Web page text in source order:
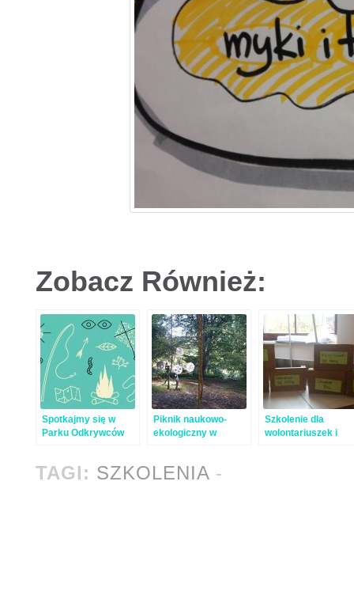
Zobacz Również:
Spotkajmy się w
Parku Odkrywców
Piknik naukowo-
ekologiczny w
Szkolenie dla
wolontariuszek i
TAGI: SZKOLENIA-